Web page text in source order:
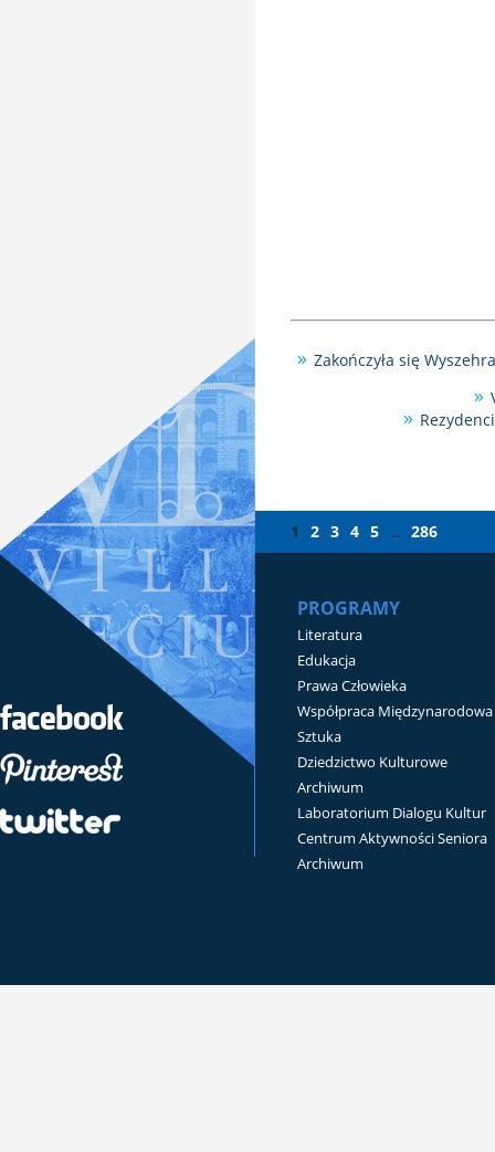
Zakończyła się
1 2 3 4 5 ... 286
PROGRAMY
Literatura
Edukacja
Prawa Człowieka
Współpraca Międzynarodowa
Sztuka
Dziedzictwo Kulturowe
Archiwum
Laboratorium Dialogu Kultur
Centrum Aktywności Seniora
Archiwum